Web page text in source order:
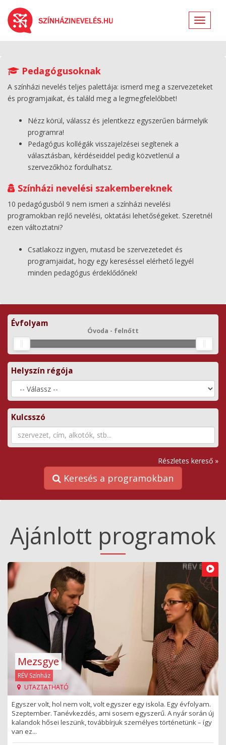
Toggle
Pedagógusoknak
A színházi nevelés teljes palettája: ismerd meg a szervezeteket
és programjaikat, és találd meg a legmegfelelőbbet!
Nézz körül, válassz és jelentkezz egyszerűen bármelyik
programra!
Pedagógus kollégák visszajelzései segítenek a
választásban, kérdéseiddel pedig közvetlenül a
szervezőkhöz fordulhatsz.
Színházi nevelési szakembereknek
10 pedagógusból 9 nem ismeri a színházi nevelési
programokban rejlő nevelési, oktatási lehetőségeket. Szeretnél
ezen változtatni?
Csatlakozz ingyen, mutasd be szervezetedet és
programjaidat, hogy egy kereséssel elérhető legyél
minden pedagógus érdeklődőnek!
Évfolyam
Óvoda - felnőtt
Helyszín régója
Kulcsszó
Részletes kereső »
Keresés a programokban
Ajánlott programok
Mezsgye
RÉV Színház
UTAZTATHATÓ
Egyszer volt, hol nem volt, volt egyszer egy iskola. Egy évfolyam.
Szeptember. Tanévkezdés, ami sosem egyszerű. A nyár során új
kalandok hősei leszünk, továbbírjuk személyes történetünk – így
van ez...